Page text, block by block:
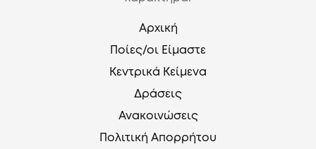
Αρχική
Ποίες/οι Είμαστε
Κεντρικά Κείμενα
Δράσεις
Ανακοινώσεις
Πολιτική Απορρήτου